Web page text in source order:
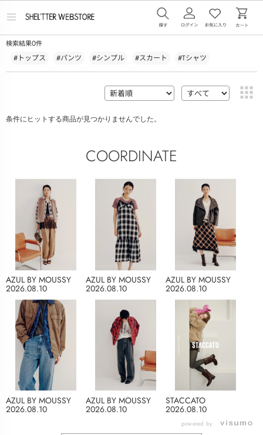
メ
ー
を
く
検索結果0件
#トップス #パンツ #シンプル #スカート #Tシャツ
条件にヒットする商品が見つかりませんでした。
COORDINATE
2026.08.10
AZUL BY MOUSSY
2026.08.10
AZUL BY MOUSSY
2026.08.10
AZUL BY MOUSSY
2026.08.10
AZUL BY MOUSSY
2026.08.10
AZUL BY MOUSSY
2026.08.10
STACCATO
powered by